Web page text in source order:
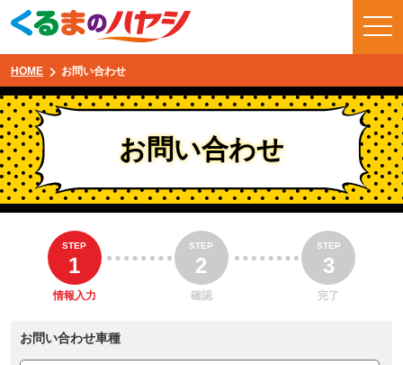
HOME お問い合わせ
お問い合わせ
STEP
1
情報入力
STEP
2
確認
STEP
3
完了
お問い合わせ車種